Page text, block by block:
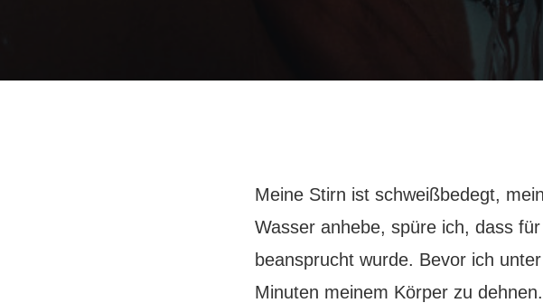
Meine Stirn ist schweißbedegt,
Wasser anhebe, spüre ich, dass
beansprucht wurde. Bevor ich
Minuten meinem Körper zu